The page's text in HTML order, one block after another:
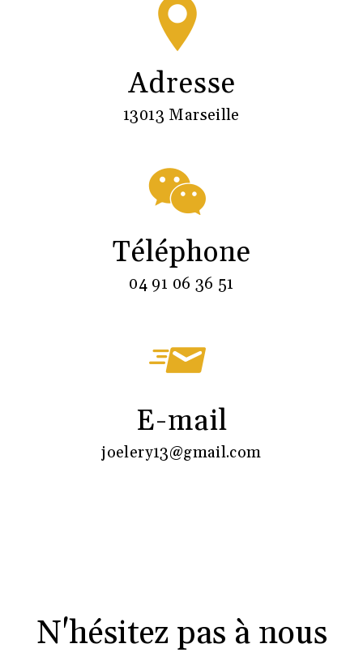
Adresse
13013 Marseille
Téléphone
04 91 06 36 51
E-mail
joelery13@gmail.com
N'hésitez pas à nous